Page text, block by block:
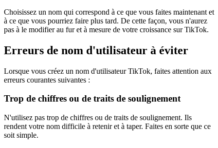
Choisissez un nom qui correspond à ce que vous faites maintenant et
à ce que vous pourriez faire plus tard. De cette façon, vous n'aurez
pas à le modifier au fur et à mesure de votre croissance sur TikTok.
Erreurs de nom d'utilisateur à éviter
Lorsque vous créez un nom d'utilisateur TikTok, faites attention aux
erreurs courantes suivantes :
Trop de chiffres ou de traits de soulignement
N'utilisez pas trop de chiffres ou de traits de soulignement. Ils
rendent votre nom difficile à retenir et à taper. Faites en sorte que ce
soit simple.